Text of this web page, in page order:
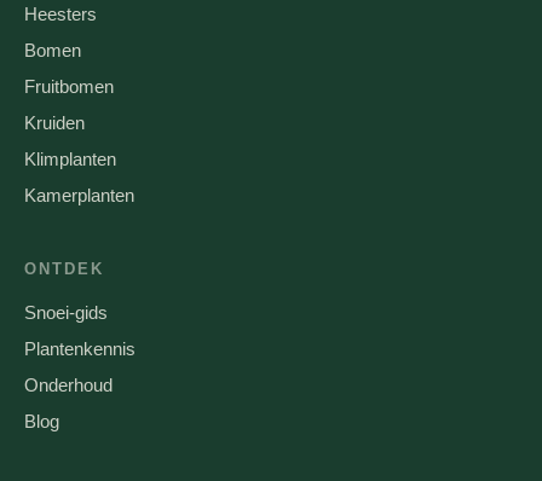
Heesters
Bomen
Fruitbomen
Kruiden
Klimplanten
Kamerplanten
ONTDEK
Snoei-gids
Plantenkennis
Onderhoud
Blog